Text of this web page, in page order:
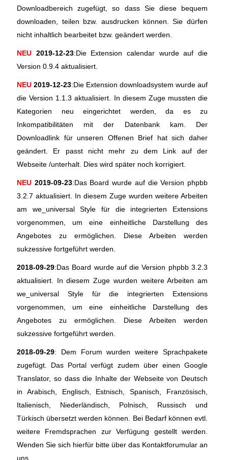
Downloadbereich zugefügt, so dass Sie diese bequem
downloaden, teilen bzw. ausdrucken können. Sie dürfen
nicht inhaltlich bearbeitet bzw. geändert werden.
NEU 2019-12-23:Die Extension calendar wurde auf die
Version 0.9.4 aktualisiert.
NEU 2019-12-23:Die Extension downloadsystem wurde auf
die Version 1.1.3 aktualisiert. In diesem Zuge mussten die
Kategorien neu eingerichtet werden, da es zu
Inkompatibilitäten mit der Datenbank kam. Der
Downloadlink für unseren Offenen Brief hat sich daher
geändert. Er passt nicht mehr zu dem Link auf der
Webseite /unterhalt. Dies wird später noch korrigiert.
NEU 2019-09-23:Das Board wurde auf die Version phpbb
3.2.7 aktualisiert. In diesem Zuge wurden weitere Arbeiten
am we_universal Style für die integrierten Extensions
vorgenommen, um eine einheitliche Darstellung des
Angebotes zu ermöglichen. Diese Arbeiten werden
sukzessive fortgeführt werden.
2018-09-29:Das Board wurde auf die Version phpbb 3.2.3
aktualisiert. In diesem Zuge wurden weitere Arbeiten am
we_universal Style für die integrierten Extensions
vorgenommen, um eine einheitliche Darstellung des
Angebotes zu ermöglichen. Diese Arbeiten werden
sukzessive fortgeführt werden.
2018-09-29: Dem Forum wurden weitere Sprachpakete
zugefügt. Das Portal verfügt zudem über einen Google
Translator, so dass die Inhalte der Webseite von Deutsch
in Arabisch, Englisch, Estnisch, Spanisch, Französisch,
Italienisch, Niederländisch, Polnisch, Russisch und
Türkisch übersetzt werden können. Bei Bedarf können evtl.
weitere Fremdsprachen zur Verfügung gestellt werden.
Wenden Sie sich hierfür bitte über das Kontaktforumular an
uns.